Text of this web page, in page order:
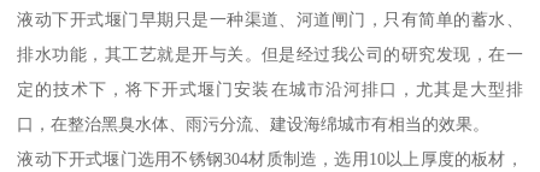
液动下开式堰门早期只是一种渠道、河道闸门，只有简单的蓄水、
排水功能，其工艺就是开与关。但是经过我公司的研究发现，在一
定的技术下，将下开式堰门安装在城市沿河排口，尤其是大型排
口，在整治黑臭水体、雨污分流、建设海绵城市有相当的效果。
液动下开式堰门选用不锈钢304材质制造，选用10以上厚度的板材，